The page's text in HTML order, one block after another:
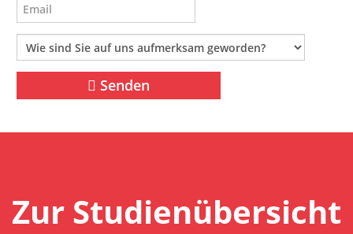
Senden
Zur Studienübersicht